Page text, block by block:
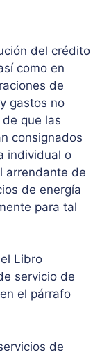
del crédito
como en
de
gastos no
que las
consignados
individual o
arrendante de
de energía
para tal
Libro
servicio de
el párrafo
de